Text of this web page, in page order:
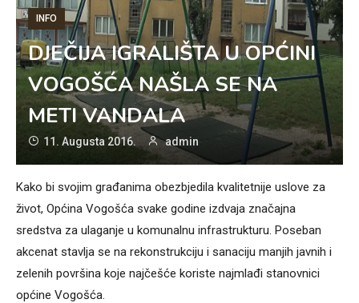
INFO
DJEČIJA IGRALIŠTA U OPĆINI
VOGOŠĆA NAŠLA SE NA
METI VANDALA
11. Augusta 2016. admin
Kako bi svojim građanima obezbjedila kvalitetnije uslove za
život, Općina Vogošća svake godine izdvaja značajna
sredstva za ulaganje u komunalnu infrastrukturu. Poseban
akcenat stavlja se na rekonstrukciju i sanaciju manjih javnih i
zelenih površina koje najčešće koriste najmlađi stanovnici
općine Vogošća.